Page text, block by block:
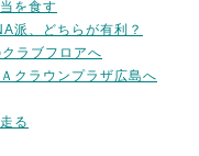
を食す
派、どちらが有利？
ラブフロアへ
クラウンプラザ広島へ
る